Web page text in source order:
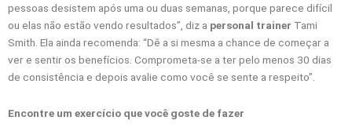
pessoas desistem após uma ou duas semanas, porque parece difícil
ou elas não estão vendo resultados”, diz a personal trainer Tami
Smith. Ela ainda recomenda: “Dê a si mesma a chance de começar a
ver e sentir os benefícios. Comprometa-se a ter pelo menos 30 dias
de consistência e depois avalie como você se sente a respeito”.
Encontre um exercício que você goste de fazer